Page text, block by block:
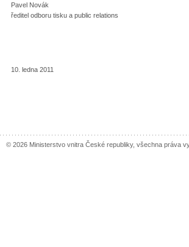
Pavel Novák
ředitel odboru tisku a public relations
10. ledna 2011
© 2026 Ministerstvo vnitra České republiky, všechna práva